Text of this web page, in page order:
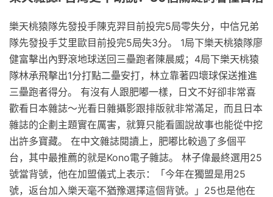
樂天桃猿隊先發投手陳克羿目前投完5局零失分，中信兄弟
隊先發投手艾里歐目前投完5局失3分。 1局下樂天桃猿隊廖
健富擊出內野滾地球送回三壘跑者陳晨威；4局下樂天桃猿
隊林承飛擊出1分打點二壘安打，林立靠著四壞球保送推進
三壘跑者得分。 有沒有人跟肥嘟一樣，日文不好卻非常喜
歡看日本雜誌～光看日雜攝影跟排版就非常滿足，而且日本
雜誌的企劃主題實在厲害，就算只能看圖說故事也能從中挖
出許多寶藏。 在中文雜誌閱讀上，肥嘟比較過了多個平
台，其中最推薦的就是Kono電子雜誌。 林子偉最終選用25
號當背號，他在加盟儀式上表示：「今年在獨盟是用25
號，返台加入樂天毫不猶豫選擇這個背號。」25也是他在